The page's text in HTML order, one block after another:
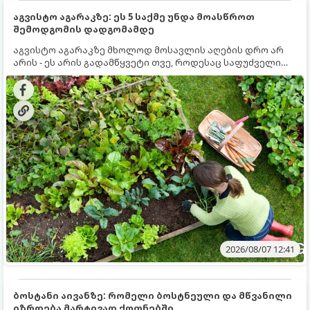
აგვისტო აგარაკზე: ეს 5 საქმე უნდა მოასწროთ
შემოდგომის დადგომამდე
აგვისტო აგარაკზე მხოლოდ მოსავლის აღების დრო არ
არის - ეს არის გადამწყვეტი თვე, როდესაც საფუძველი
ეყრება მომავალი წლის მოსავალს და ბაღი მზადდება
შემოდგომა-ზამთრის სეზონისთვის. იმისათვის, რომ
ნიადაგმა ენერგია აღიდგინოს, ხოლო მცენარეებმა
ზამთარს გაუძლონ, აგვისტოს ბოლომდე 5
მნიშვნელოვანი საქმის გაკეთება უნდა მოასწროთ:
2026/08/07 12:41
ბოსტანი აივანზე: რომელი ბოსტნეული და მწვანილი